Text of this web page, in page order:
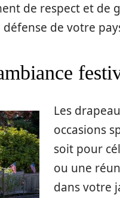
de respect et de
de votre
Les
occasions
soit pour
ou une
dans votre